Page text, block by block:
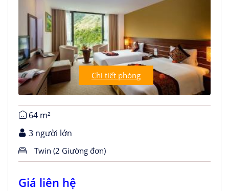
Chi tiết phòng
64 m²
3 người lớn
Twin (2 Giường đơn)
Giá liên hệ